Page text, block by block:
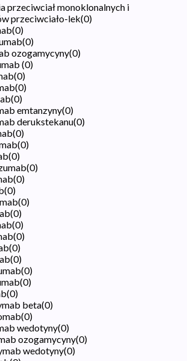
przeciwciał monoklonalnych i
przeciwciało-lek(0)
(0)
(0)
ozogamycyny(0)
(0)
(0)
(0)
(0)
emtanzyny(0)
derukstekanu(0)
(0)
(0)
(0)
(0)
(0)
(0)
(0)
(0)
(0)
(0)
(0)
(0)
(0)
(0)
(0)
beta(0)
(0)
wedotyny(0)
ozogamycyny(0)
wedotyny(0)